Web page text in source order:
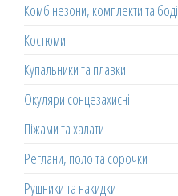
Комбінезони, комплекти та боді
Костюми
Купальники та плавки
Окуляри сонцезахисні
Піжами та халати
Реглани, поло та сорочки
Рушники та накидки